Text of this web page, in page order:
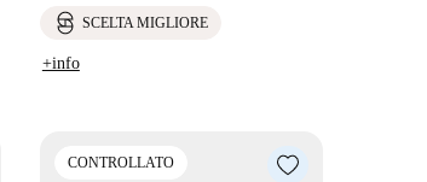
SCELTA MIGLIORE
+info
CONTROLLATO